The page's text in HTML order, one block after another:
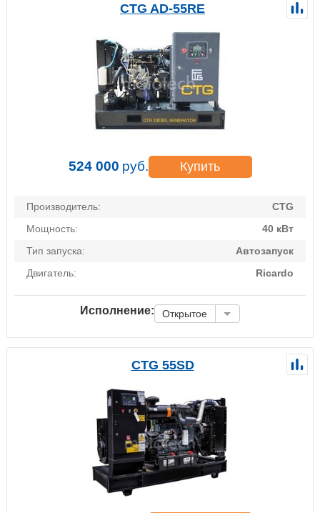
CTG AD-55RE
524 000 руб. Купить
Производитель:
CTG
Мощность:
40 кВт
Тип запуска:
Автозапуск
Двигатель:
Ricardo
Исполнение: Открытое
CTG 55SD